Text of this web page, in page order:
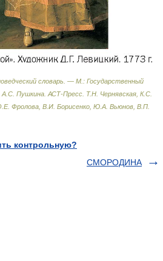
словарь. — М.: Государственный
А.С. Пушкина. АСТ-Пресс Т.Н. Чернявская, К.С.
Фролова, В.И. Борисенко, Ю.А. Вьюнов, В.П.
контрольную?
СМОРОДИНА